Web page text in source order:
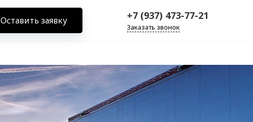
Оставить заявку +7 (937) 473-77-21
Заказать звонок